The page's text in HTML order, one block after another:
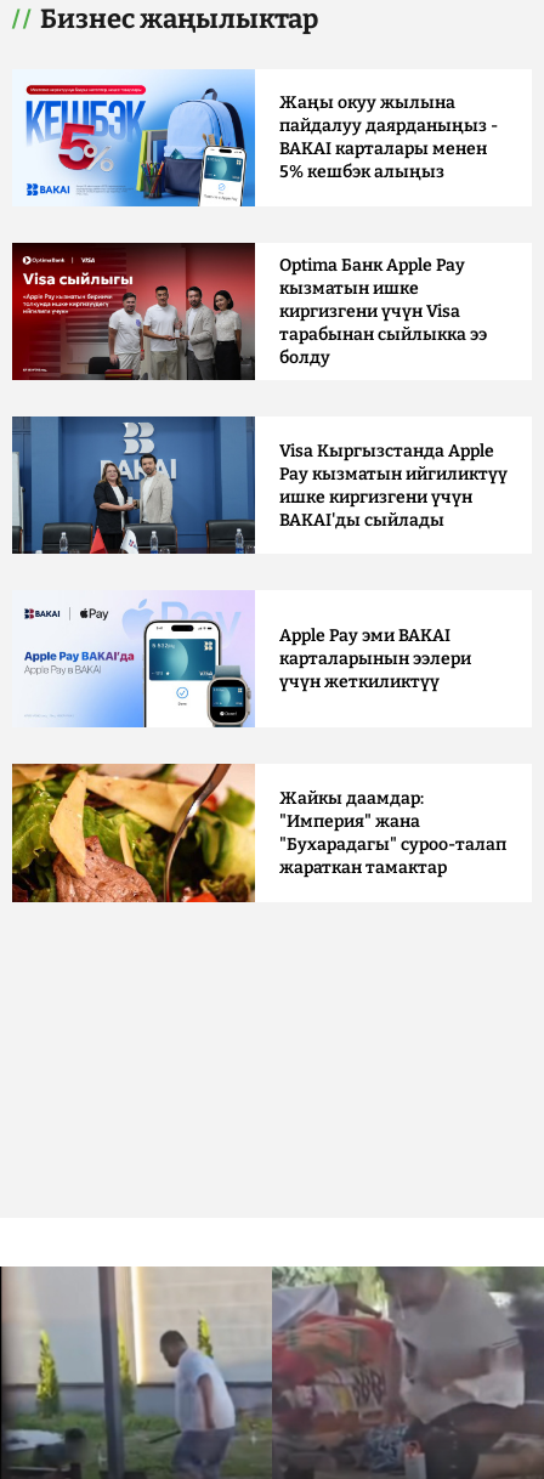
Бизнес жаңылыктар
Жаңы окуу жылына
пайдалуу даярданыңыз -
BAKAI карталары менен
5% кешбэк алыңыз
Optima Банк Apple Pay
кызматын ишке
киргизгени үчүн Visa
тарабынан сыйлыкка ээ
болду
Visa Кыргызстанда Apple
Pay кызматын ийгиликтүү
ишке киргизгени үчүн
BAKAI'ды сыйлады
Apple Pay эми BAKAI
карталарынын ээлери
үчүн жеткиликтүү
Жайкы даамдар:
"Империя" жана
"Бухарадагы" суроо-талап
жараткан тамактар